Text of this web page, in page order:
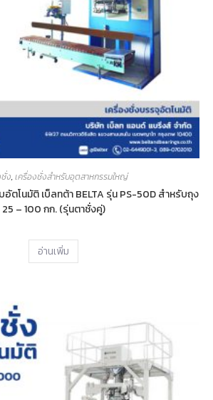
ง,เครื่องชั่งสำหรับอุตสาหกรรมใหญ่
ตโนมัติ เบ็ลทต้า BELTA รุ่น PS-50D สำหรับถุง
25 – 100 กก. (รุ่นตาชั่งคู่)
อ่านเพิ่ม